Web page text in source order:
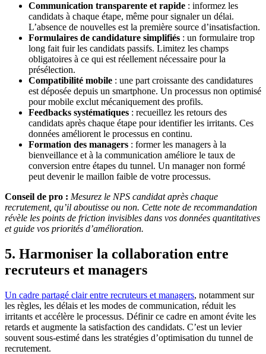
Communication transparente et rapide : informez les
candidats à chaque étape, même pour signaler un délai.
L’absence de nouvelles est la première source d’insatisfaction.
Formulaires de candidature simplifiés : un formulaire trop
long fait fuir les candidats passifs. Limitez les champs
obligatoires à ce qui est réellement nécessaire pour la
présélection.
Compatibilité mobile : une part croissante des candidatures
est déposée depuis un smartphone. Un processus non optimisé
pour mobile exclut mécaniquement des profils.
Feedbacks systématiques : recueillez les retours des
candidats après chaque étape pour identifier les irritants. Ces
données améliorent le processus en continu.
Formation des managers : former les managers à la
bienveillance et à la communication améliore le taux de
conversion entre étapes du tunnel. Un manager non formé
peut devenir le maillon faible de votre processus.
Conseil de pro : Mesurez le NPS candidat après chaque
recrutement, qu’il aboutisse ou non. Cette note de recommandation
révèle les points de friction invisibles dans vos données quantitatives
et guide vos priorités d’amélioration.
5. Harmoniser la collaboration entre
recruteurs et managers
Un cadre partagé clair entre recruteurs et managers, notamment sur
les règles, les délais et les modes de communication, réduit les
irritants et accélère le processus. Définir ce cadre en amont évite les
retards et augmente la satisfaction des candidats. C’est un levier
souvent sous-estimé dans les stratégies d’optimisation du tunnel de
recrutement.